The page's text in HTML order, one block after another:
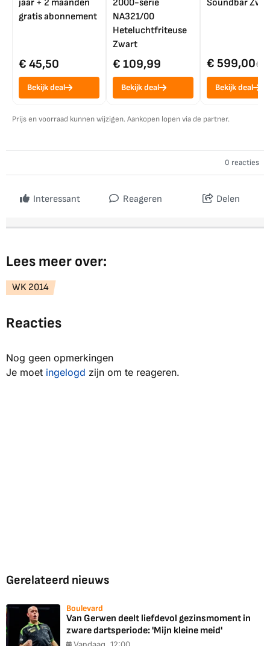
jaar + 2 maanden
gratis abonnement
€ 45,50
Bekijk deal
2000-serie
NA321/00
Heteluchtfriteuse
Zwart
€ 109,99
Bekijk deal
Soundbar
€ 599,00€
Bekijk deal
Prijs en voorraad kunnen wijzigen. Aankopen lopen via de partner.
0 reacties
Interessant Reageren Delen
Lees meer over:
WK 2014
Reacties
Nog geen opmerkingen
Je moet ingelogd zijn om te reageren.
Gerelateerd nieuws
Boulevard
Van Gerwen deelt liefdevol gezinsmoment in
zware dartsperiode: 'Mijn kleine meid'